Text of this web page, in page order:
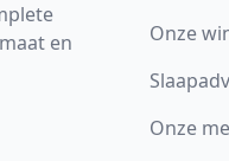
en
Onze
Onze